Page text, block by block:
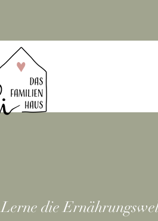
Lerne die